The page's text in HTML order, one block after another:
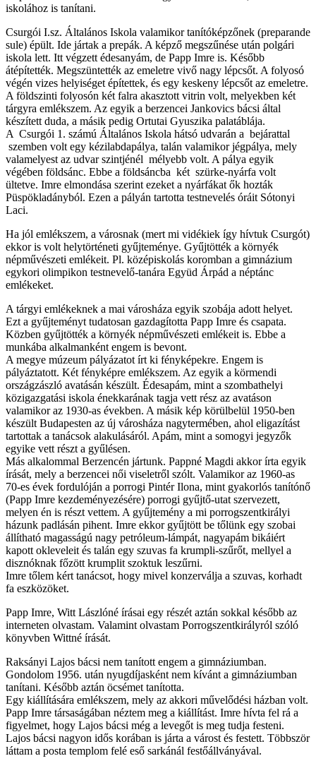
iskolához is tanítani.
Csurgói I.sz. Általános Iskola valamikor tanítóképzőnek (preparande
sule) épült. Ide jártak a prepák. A képző megszűnése után polgári
iskola lett. Itt végzett édesanyám, de Papp Imre is. Később
átépítették. Megszüntették az emeletre vivő nagy lépcsőt. A folyosó
végén vizes helyiséget építettek, és egy keskeny lépcsőt az emeletre.
A földszinti folyosón két falra akasztott vitrin volt, melyekben két
tárgyra emlékszem. Az egyik a berzencei Jankovics bácsi által
készített duda, a másik pedig Ortutai Gyuszika palatáblája.
A Csurgói 1. számú Általános Iskola hátsó udvarán a bejárattal
szemben volt egy kézilabdapálya, talán valamikor jégpálya, mely
valamelyest az udvar szintjénél mélyebb volt. A pálya egyik
végében földsánc. Ebbe a földsáncba két szürke-nyárfa volt
ültetve. Imre elmondása szerint ezeket a nyárfákat ők hozták
Püspökladányból. Ezen a pályán tartotta testnevelés óráit Sótonyi
Laci.
Ha jól emlékszem, a városnak (mert mi vidékiek így hívtuk Csurgót)
ekkor is volt helytörténeti gyűjteménye. Gyűjtötték a környék
népművészeti emlékeit. Pl. középiskolás koromban a gimnázium
egykori olimpikon testnevelő-tanára Együd Árpád a néptánc
emlékeket.
A tárgyi emlékeknek a mai városháza egyik szobája adott helyet.
Ezt a gyűjteményt tudatosan gazdagította Papp Imre és csapata.
Közben gyűjtötték a környék népművészeti emlékeit is. Ebbe a
munkába alkalmanként engem is bevont.
A megye múzeum pályázatot írt ki fényképekre. Engem is
pályáztatott. Két fényképre emlékszem. Az egyik a körmendi
országzászló avatásán készült. Édesapám, mint a szombathelyi
közigazgatási iskola énekkarának tagja vett rész az avatáson
valamikor az 1930-as években. A másik kép körülbelül 1950-ben
készült Budapesten az új városháza nagytermében, ahol eligazítást
tartottak a tanácsok alakulásáról. Apám, mint a somogyi jegyzők
egyike vett részt a gyűlésen.
Más alkalommal Berzencén jártunk. Pappné Magdi akkor írta egyik
írását, mely a berzencei női viseletről szólt. Valamikor az 1960-as
70-es évek fordulóján a porrogi Pintér Ilona, mint gyakorlós tanítónő
(Papp Imre kezdeményezésére) porrogi gyűjtő-utat szervezett,
melyen én is részt vettem. A gyűjtemény a mi porrogszentkirályi
házunk padlásán pihent. Imre ekkor gyűjtött be tőlünk egy szobai
állítható magasságú nagy petróleum-lámpát, nagyapám bikáiért
kapott okleveleit és talán egy szuvas fa krumpli-szűrőt, mellyel a
disznóknak főzött krumplit szoktuk leszűrni.
Imre tőlem kért tanácsot, hogy mivel konzerválja a szuvas, korhadt
fa eszközöket.
Papp Imre, Witt Lászlóné írásai egy részét aztán sokkal később az
interneten olvastam. Valamint olvastam Porrogszentkirályról szóló
könyvben Wittné írását.
Raksányi Lajos bácsi nem tanított engem a gimnáziumban.
Gondolom 1956. után nyugdíjasként nem kívánt a gimnáziumban
tanítani. Később aztán öcsémet tanította.
Egy kiállítására emlékszem, mely az akkori művelődési házban volt.
Papp Imre társaságában néztem meg a kiállítást. Imre hívta fel rá a
figyelmet, hogy Lajos bácsi még a levegőt is meg tudja festeni.
Lajos bácsi nagyon idős korában is járta a várost és festett. Többször
láttam a posta templom felé eső sarkánál festőállványával.